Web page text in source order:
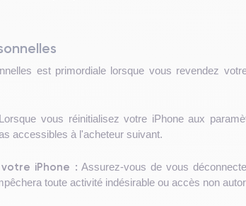
est primordiale lorsque vous revendez
Lorsque vous réinitialisez votre iPhone aux
accessibles à l'acheteur suivant.
iPhone : Assurez-vous de vous
toute activité indésirable ou accès non